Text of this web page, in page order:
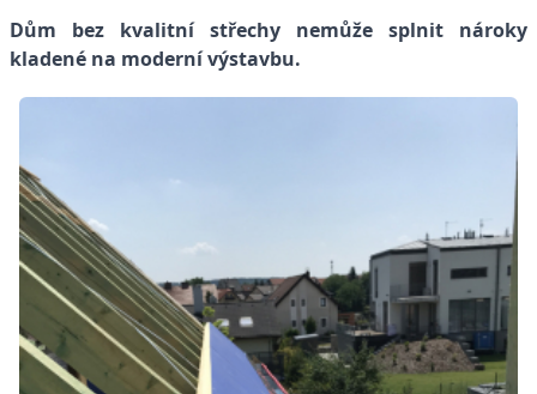
Dům bez kvalitní střechy nemůže splnit nároky
kladené na moderní výstavbu.